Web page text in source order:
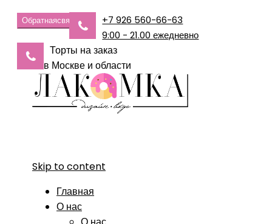
Обратнаясвязь
+7 926 560-66-63
9:00 - 21.00 ежедневно
Торты на заказ
в Москве и области
Skip to content
Главная
О нас